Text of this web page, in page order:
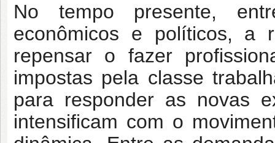
No tempo presente,
econômicos e políticos, a
repensar o fazer
impostas pela classe
para responder as novas
intensificam com o